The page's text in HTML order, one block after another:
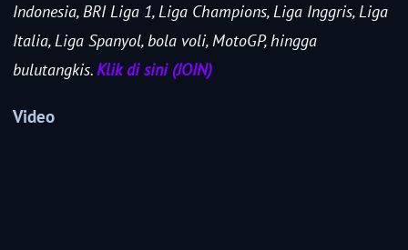
Indonesia, BRI Liga 1, Liga Champions, Liga Inggris, Liga
Italia, Liga Spanyol, bola voli, MotoGP, hingga
bulutangkis.Klik di sini (JOIN)
Video